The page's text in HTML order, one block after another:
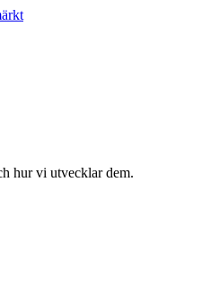
hur vi utvecklar dem.